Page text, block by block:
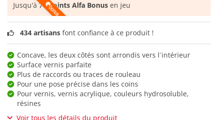
Jusqu'à70 points Alfa Bonus en jeu
434 artisans font confiance à ce produit !
Concave, les deux côtés sont arrondis vers l´intérieur
Surface vernis parfaite
Plus de raccords ou traces de rouleau
Pour une pose précise dans les coins
Pour vernis, vernis acrylique, couleurs hydrosoluble,
résines
Voir tous les détails du produit